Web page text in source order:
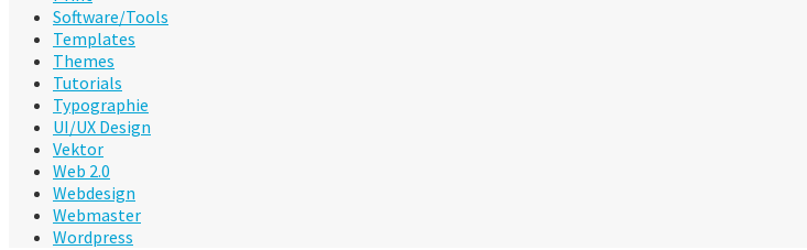
Software/Tools
Templates
Themes
Tutorials
Typographie
UI/UX Design
Vektor
Web 2.0
Webdesign
Webmaster
Wordpress